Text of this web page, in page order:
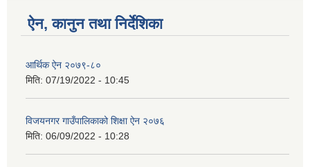
ऐन, कानुन तथा निर्देशिका
आर्थिक ऐन २०७९-८०
मिति: 07/19/2022 - 10:45
विजयनगर गाउँपालिकाको शिक्षा ऐन २०७६
मिति: 06/09/2022 - 10:28